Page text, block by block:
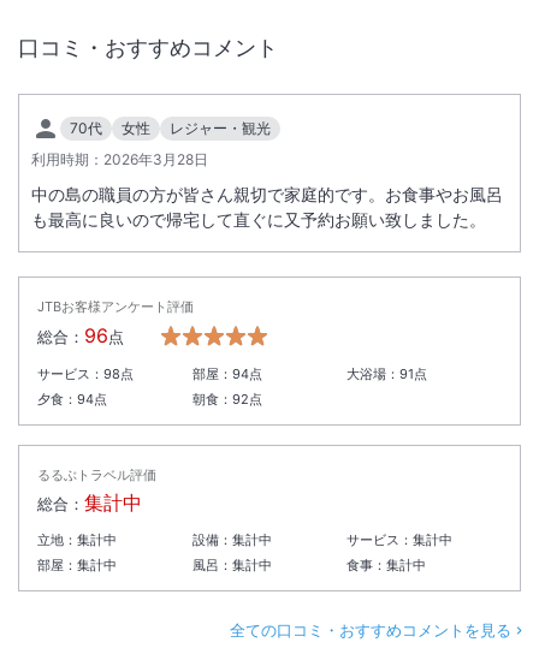
口コミ・おすすめコメント
70代 女性
レジャー・観光
利用時期： 2026年3月28日
中の島の職員の方が皆さん親切で家庭的です。お食事やお風呂
も最高に良いので帰宅して直ぐに又予約お願い致しました。
JTBお客様アンケート評価
総合： 96点
サービス： 98点 部屋： 94点 大浴場：91点
夕食： 94点 朝食： 92点
るるぶトラベル評価
総合： 集計中
立地： 集計中 設備： 集計中 サービス：集計中
部屋： 集計中 風呂： 集計中 食事：集計中
全ての口コミ・おすすめコメントを見る